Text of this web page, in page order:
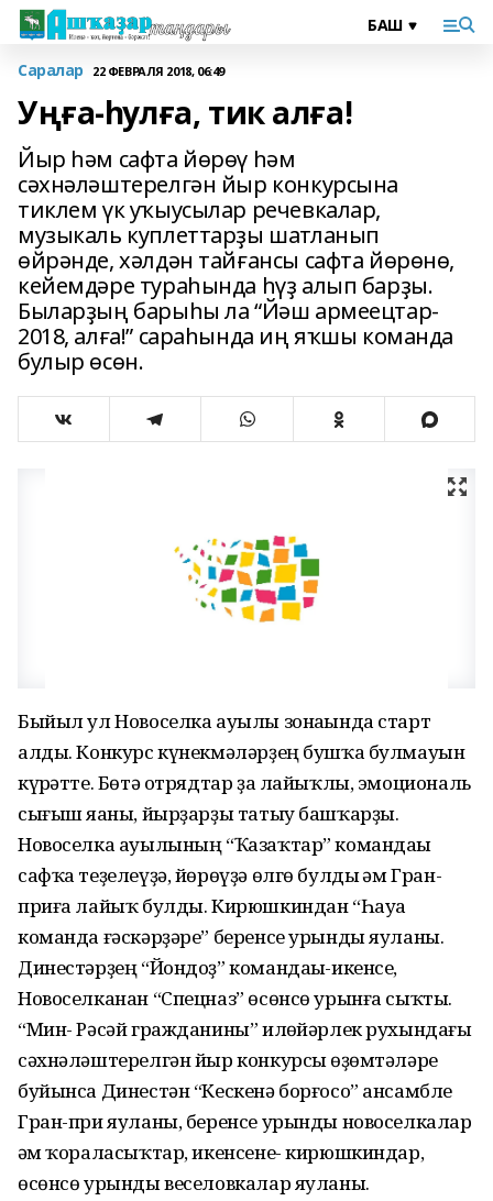
Саралар 22 ФЕВРАЛЯ 2018, 06:49
Уңға-һулға, тик алға!
Йыр һәм сафта йөрөү һәм
сәхнәләштерелгән йыр конкурсына
тиклем үк уҡыусылар речевкалар,
музыкаль куплеттарҙы шатланып
өйрәнде, хәлдән тайғансы сафта йөрөнө,
кейемдәре тураһында һүҙ алып барҙы.
Быларҙың барыһы ла “Йәш армеецтар-
2018, алға!” сараһында иң яҡшы команда
булыр өсөн.
Быйыл ул Новоселка ауылы зонаһында старт
алды. Конкурс күнекмәләрҙең бушҡа булмауын
күрһәтте. Бөтә отрядтар ҙа лайыҡлы, эмоциональ
сығыш яһаны, йырҙарҙы татыу башҡарҙы.
Новоселка ауылының “Ҡазаҡтар” командаһы
сафҡа теҙелеүҙә, йөрөүҙә өлгө булды һәм Гран-
приға лайыҡ булды. Кирюшкиндан “Һауа
команда ғәскәрҙәре” беренсе урынды яуланы.
Динестәрҙең “Йондоҙ” командаһы-икенсе,
Новоселканан “Спецназ” өсөнсө урынға сыҡты.
“Мин- Рәсәй гражданины” илһөйәрлек рухындағы
сәхнәләштерелгән йыр конкурсы һөҙөмтәләре
буйынса Динестән “Кескенә борғосо” ансамбле
Гран-при яуланы, беренсе урынды новоселкалар
һәм ҡораласыҡтар, икенсене- кирюшкиндар,
өсөнсө урынды веселовкалар яуланы.